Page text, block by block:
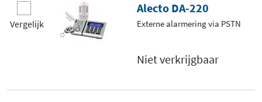
Vergelijk
Alecto DA-220
Externe alarmering via PSTN
Niet verkrijgbaar